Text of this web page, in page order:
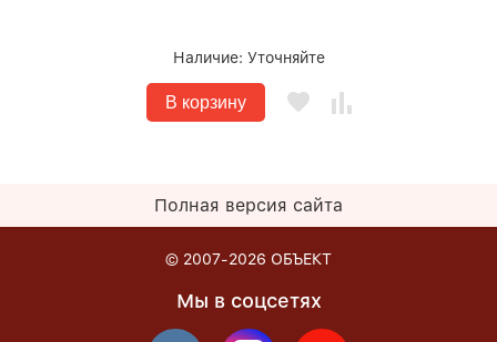
Наличие: Уточняйте
В корзину
Полная версия сайта
© 2007-2026 ОБЪЕКТ
Мы в соцсетях